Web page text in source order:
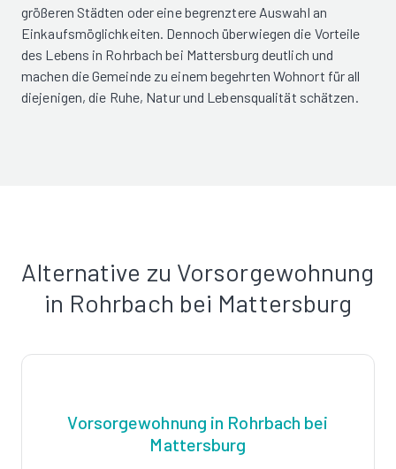
größeren Städten oder eine begrenztere Auswahl an
Einkaufsmöglichkeiten. Dennoch überwiegen die Vorteile
des Lebens in Rohrbach bei Mattersburg deutlich und
machen die Gemeinde zu einem begehrten Wohnort für all
diejenigen, die Ruhe, Natur und Lebensqualität schätzen.
Alternative zu Vorsorgewohnung
in Rohrbach bei Mattersburg
Vorsorgewohnung in Rohrbach bei
Mattersburg